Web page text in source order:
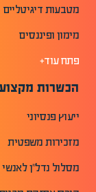
מטבעות דיגיטליים
מימון ופיננסים
פתח עוד+
הכשרות
ייעוץ פנסיוני
מזכירות משפטית
מסלול נדל"ן לאנשי